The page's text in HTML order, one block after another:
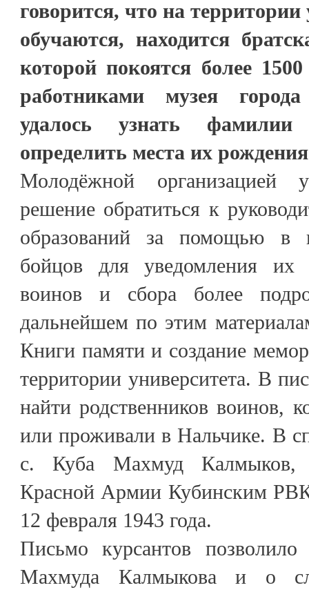
говорится, что на территории
обучаются, находится
которой покоятся более
работниками музея
удалось узнать
определить места их
Молодёжной организацией
решение обратиться к
образований за помощью в
бойцов для уведомления их
воинов и сбора более
дальнейшем по этим
Книги памяти и создание
территории университета. В
найти родственников воинов,
или проживали в Нальчике. В
с. Куба Махмуд Калмыков,
Красной Армии Кубинским
12 февраля 1943 года.
Письмо курсантов
Махмуда Калмыкова и о